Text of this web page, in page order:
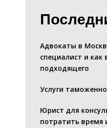
Адвокаты в
специалист и как
подходящего
Услуги
Юрист для
потратить время